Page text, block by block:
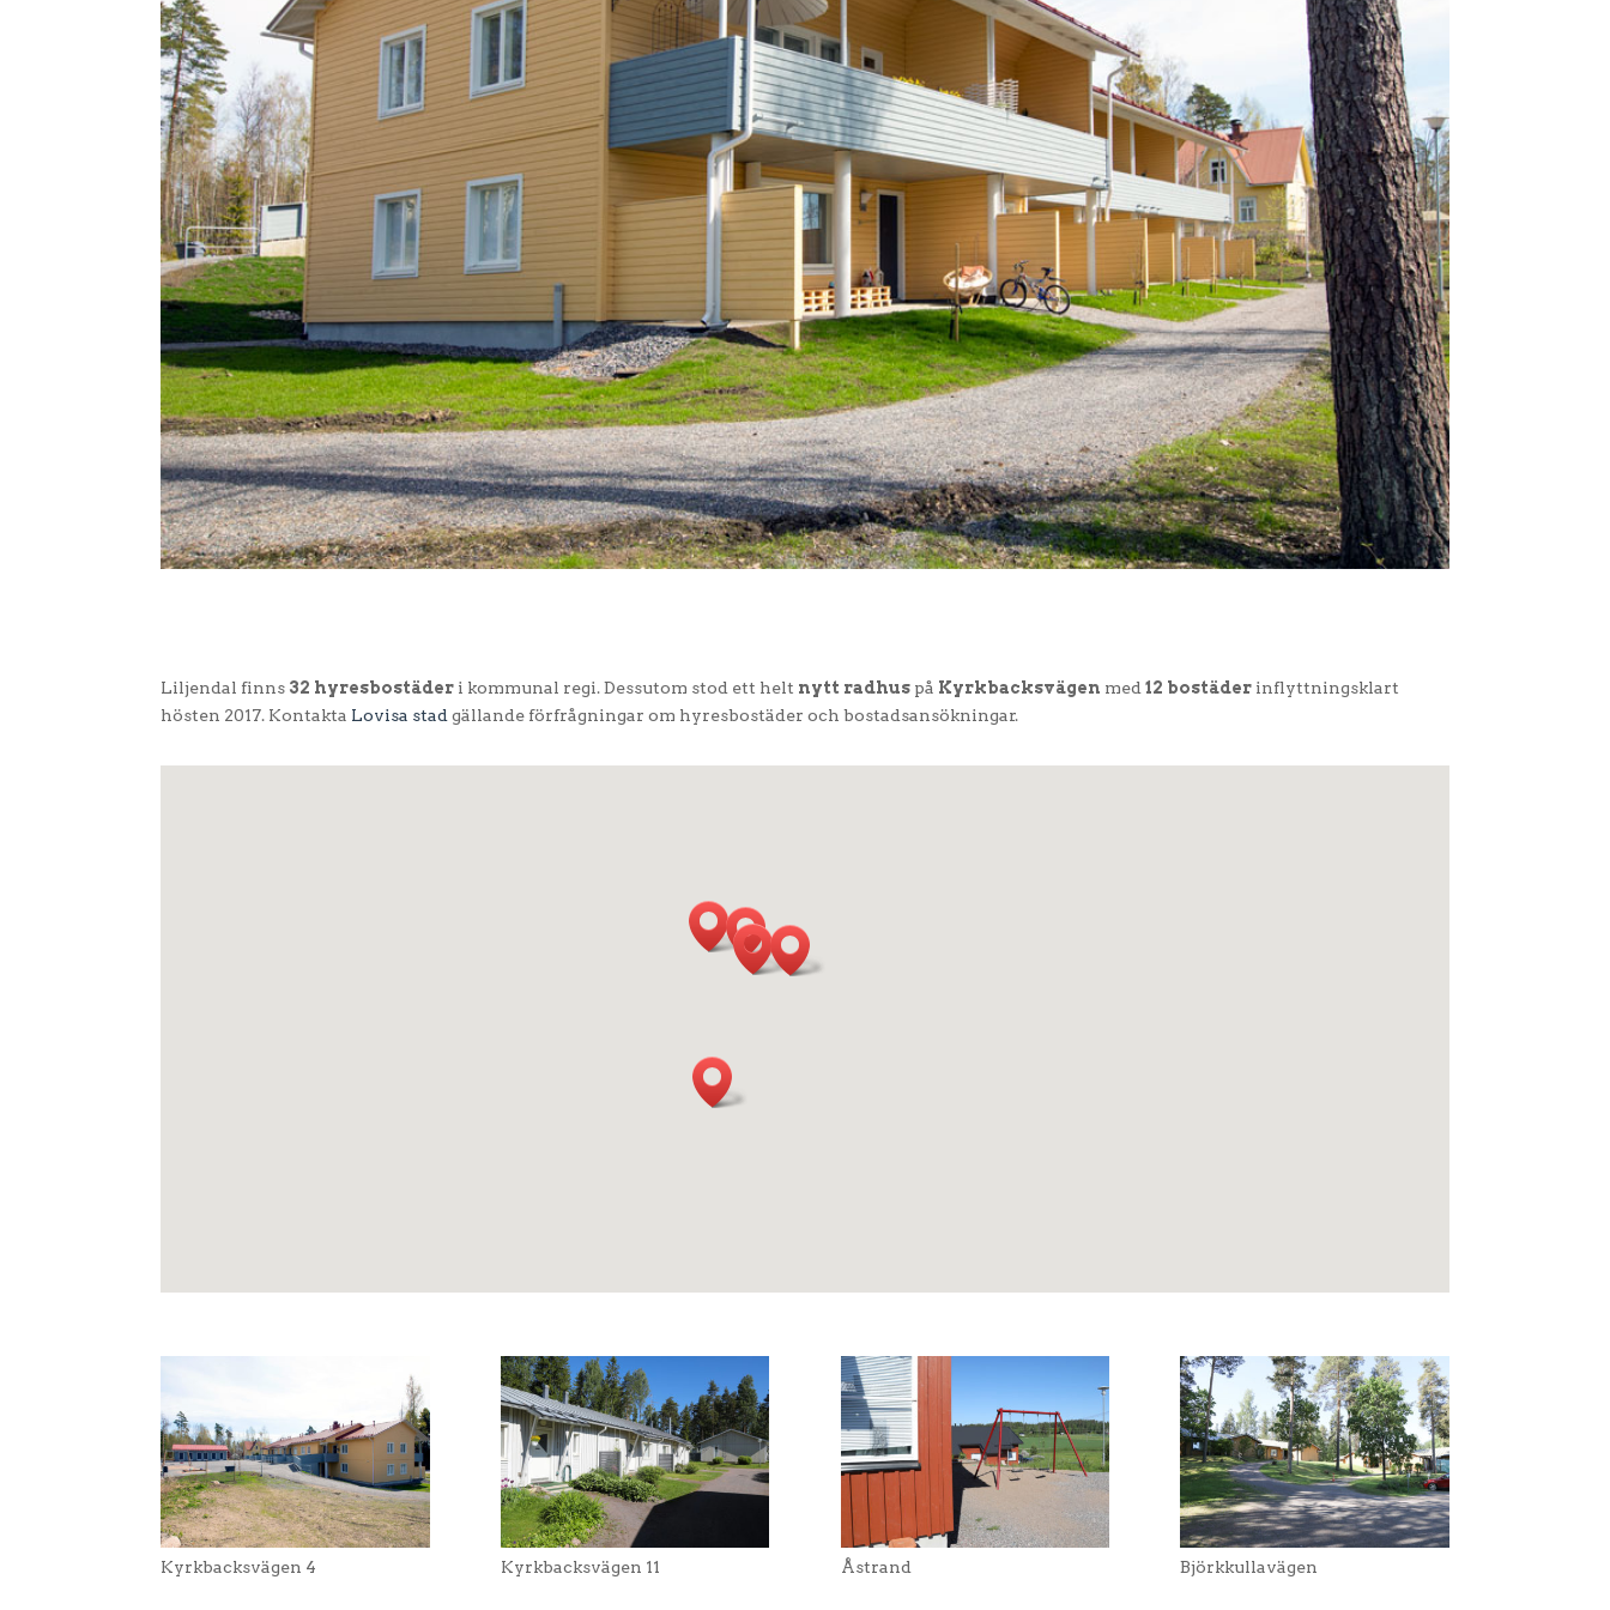
Liljendal finns 32 hyresbostäder i kommunal regi. Dessutom stod ett helt nytt radhus på Kyrkbacksvägen med12 bostäder inflyttningsklart
hösten 2017. Kontakta Lovisa stad gällande förfrågningar om hyresbostäder och bostadsansökningar.
Kyrkbacksvägen 4 Kyrkbacksvägen 11 Åstrand Björkkullavägen